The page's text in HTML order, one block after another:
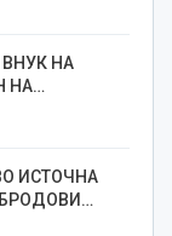
ВНУК НА
НА…
ИСТОЧНА
БРОДОВИ…